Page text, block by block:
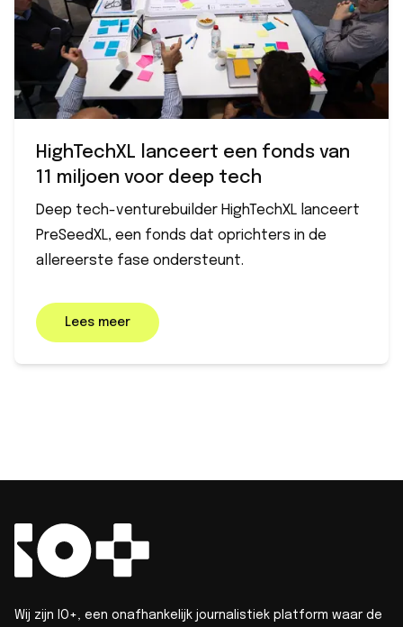
HighTechXL lanceert een fonds van
11 miljoen voor deep tech
Deep tech-venturebuilder HighTechXL lanceert
PreSeedXL, een fonds dat oprichters in de
allereerste fase ondersteunt.
Lees meer
Wij zijn IO+, een onafhankelijk journalistiek platform waar de